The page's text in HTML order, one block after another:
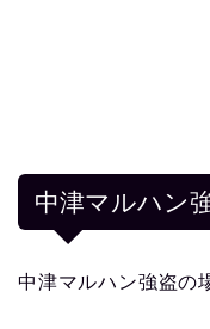
中津マルハン
中津マルハン強盗の